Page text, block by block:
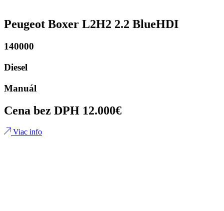
Peugeot Boxer L2H2 2.2 BlueHDI
140000
Diesel
Manuál
Cena bez DPH 12.000€
Viac info